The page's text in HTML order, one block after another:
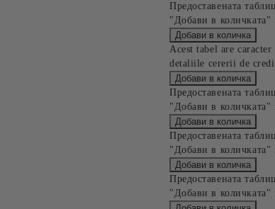
Предоставената
"Добави в количката"
Acest tabel are
detaliile cererii de
Предоставената
"Добави в количката"
Предоставената
"Добави в количката"
Предоставената
"Добави в количката"